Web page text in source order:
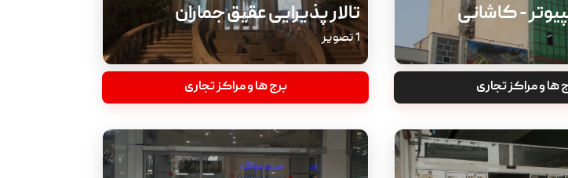
- کاشانی
ها و مراکز تجاری
تالار پذیرایی عقیق جماران
1 تصویر
برج ها و مراکز تجاری